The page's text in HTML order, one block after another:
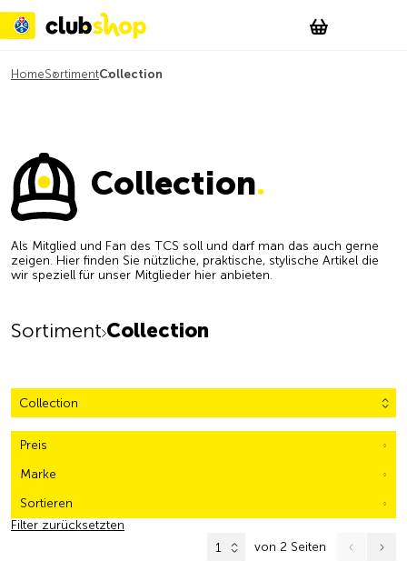
Account
WishList
HomeSortimentCollection
Collection.
Als Mitglied und Fan des TCS soll und darf man das auch gerne
zeigen. Hier finden Sie nützliche, praktische, stylische Artikel die
wir speziell für unser Mitglieder hier anbieten.
Sortiment Collection
Collection
Preis
Marke
Sortieren
Filter zurücksetzten
1
von 2 Seiten